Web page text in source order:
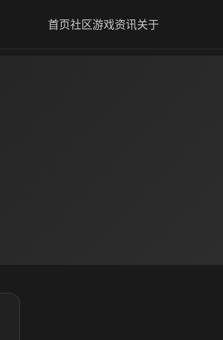
首页社区游戏资讯关于